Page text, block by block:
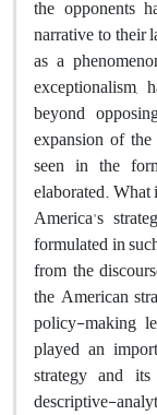
the opponents
narrative to their
as a
exceptionalism,
beyond
expansion of
seen in the
elaborated.
America's
formulated in
from the
the American
policy-making
played an
strategy and
descriptive-